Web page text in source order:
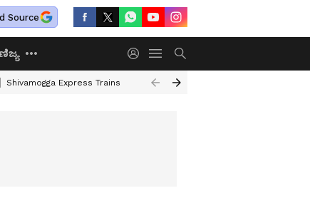
Source
Shivamogga Express Trains Airtel Prepaid Plan